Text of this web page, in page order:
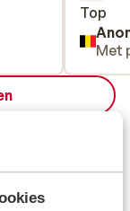
Top
Top
Met
Zee